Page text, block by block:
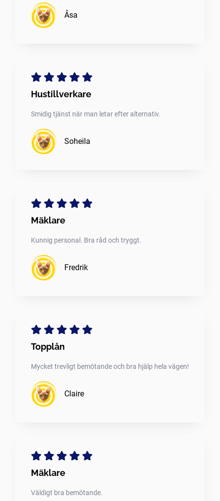
Åsa
Hustillverkare
Smidig tjänst när man letar efter alternativ.
Soheila
Mäklare
Kunnig personal. Bra råd och tryggt.
Fredrik
Topplån
Mycket trevligt bemötande och bra hjälp hela vägen!
Claire
Mäklare
Väldigt bra bemötande.